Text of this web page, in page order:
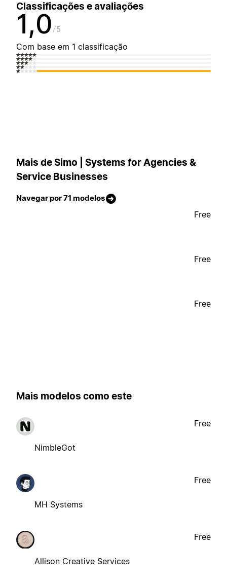
Classificações e avaliações
1,0 5
Com base em 1 classificação
Mais de Simo | Systems for Agencies &
Service Businesses
Navegar por 71 modelos
Free
Free
Free
Mais modelos como este
NimbleGot
Free
MH Systems
Free
Allison Creative Services
Free